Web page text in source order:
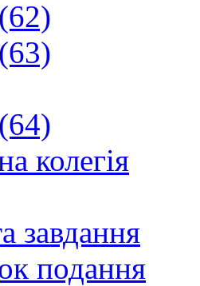
колегія
завдання
подання